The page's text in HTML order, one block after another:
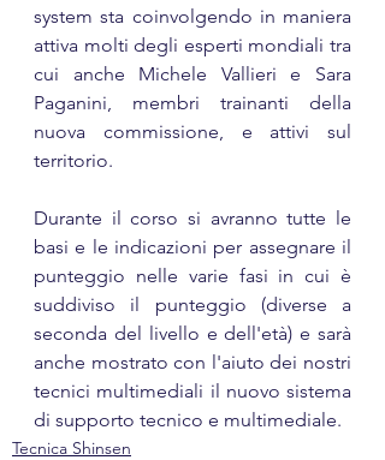
system sta coinvolgendo in maniera
attiva molti degli esperti mondiali tra
cui anche Michele Vallieri e Sara
Paganini, membri trainanti della
nuova commissione, e attivi sul
territorio.
Durante il corso si avranno tutte le
basi e le indicazioni per assegnare il
punteggio nelle varie fasi in cui è
suddiviso il punteggio (diverse a
seconda del livello e dell'età) e sarà
anche mostrato con l'aiuto dei nostri
tecnici multimediali il nuovo sistema
di supporto tecnico e multimediale.
Tecnica Shinsen